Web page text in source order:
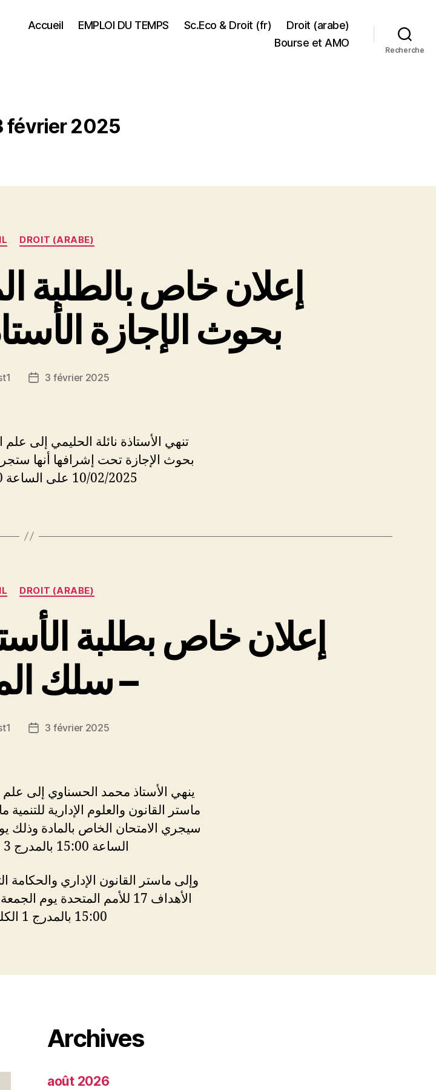
Accueil EMPLOI DU TEMPS Sc.Eco & Droit (fr)
Droit (arabe)
Bourse et AMO
Recherche
février 2025
Catégories
DROIT (ARABE)
إعلان خاص بالطلبة
بحوث الإجازة
Date3 février 2025
تنهي الأستاذة نائلة الحليمي إلى
بحوث الإجازة تحت إشرافها أنها
10/02/2025 على الساعة 11:30 بالقاعة 1
Catégories
DROIT (ARABE)
إعلان خاص بطلبة
– سلك
Date3 février 2025
ينهي الأستاذ محمد الحسناوي إلى
ماستر القانون والعلوم الإدارية للتنمية
الساعة 15:00 بالمدرج 3 بالكلية المركز
وإلى ماستر القانون الإداري والحكامة
15:00 بالمدرج 1 الكلية المركز
Archives
août 2026